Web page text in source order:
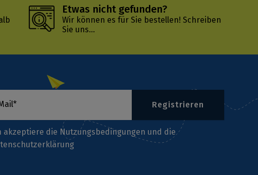
Etwas nicht gefunden?
Wir können es für Sie bestellen! Schreiben
Sie uns...
Registrieren
akzeptiere die Nutzungsbedingungen und die